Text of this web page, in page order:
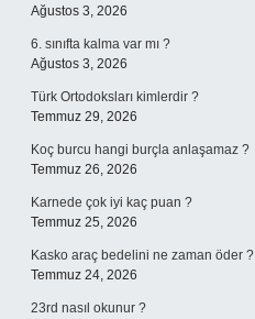
Ağustos 3, 2026
6. sınıfta kalma var mı ?
Ağustos 3, 2026
Türk Ortodoksları kimlerdir ?
Temmuz 29, 2026
Koç burcu hangi burçla anlaşamaz ?
Temmuz 26, 2026
Karnede çok iyi kaç puan ?
Temmuz 25, 2026
Kasko araç bedelini ne zaman öder ?
Temmuz 24, 2026
23rd nasıl okunur ?